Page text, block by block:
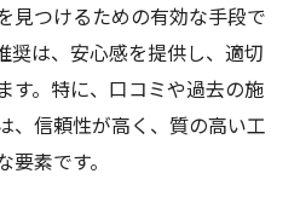
見つけるための有効な手段で
奨は、安心感を提供し、適切
す。特に、口コミや過去の施
、信頼性が高く、質の高い工
素です。